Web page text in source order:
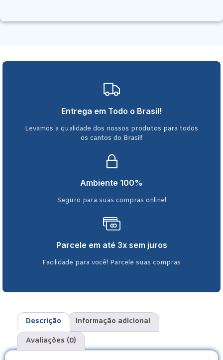
Entrega em Todo o Brasil!
Levamos a qualidade dos nossos produtos para todos
os cantos do Brasil!
Ambiente 100%
Seguro para suas compras online!
Parcele em até 3x sem juros
Facilidade para você! Parcele suas compras
Descrição Informação adicional
Avaliações (0)